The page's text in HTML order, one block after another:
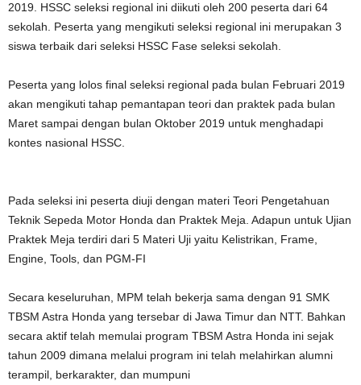
2019. HSSC seleksi regional ini diikuti oleh 200 peserta dari 64
sekolah. Peserta yang mengikuti seleksi regional ini merupakan 3
siswa terbaik dari seleksi HSSC Fase seleksi sekolah.
Peserta yang lolos final seleksi regional pada bulan Februari 2019
akan mengikuti tahap pemantapan teori dan praktek pada bulan
Maret sampai dengan bulan Oktober 2019 untuk menghadapi
kontes nasional HSSC.
Pada seleksi ini peserta diuji dengan materi Teori Pengetahuan
Teknik Sepeda Motor Honda dan Praktek Meja. Adapun untuk Ujian
Praktek Meja terdiri dari 5 Materi Uji yaitu Kelistrikan, Frame,
Engine, Tools, dan PGM-FI
Secara keseluruhan, MPM telah bekerja sama dengan 91 SMK
TBSM Astra Honda yang tersebar di Jawa Timur dan NTT. Bahkan
secara aktif telah memulai program TBSM Astra Honda ini sejak
tahun 2009 dimana melalui program ini telah melahirkan alumni
terampil, berkarakter, dan mumpuni